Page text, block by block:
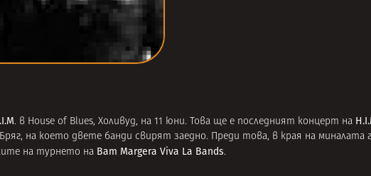
. в House of Blues, Холивуд, на 11 юни. Това ще е последният концерт на
на което двете банди свирят заедно. Преди това, в края на миналата
на турнето на Bam Margera Viva La Bands.